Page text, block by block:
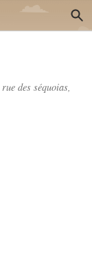
rue des séquoias,